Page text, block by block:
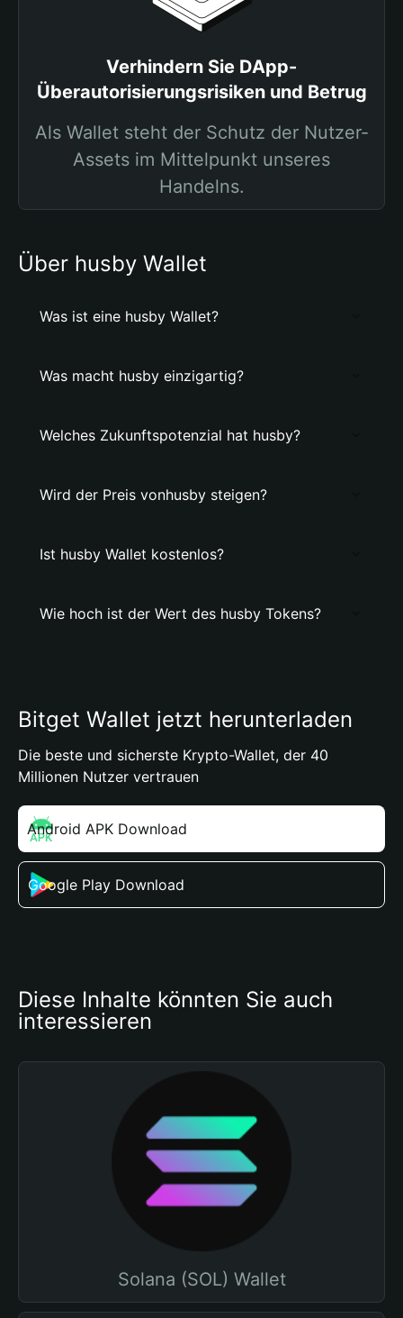
Verhindern Sie DApp-
Überautorisierungsrisiken und Betrug
Als Wallet steht der Schutz der Nutzer-
Assets im Mittelpunkt unseres
Handelns.
Über husby Wallet
Was ist eine husby Wallet?
Was macht husby einzigartig?
Welches Zukunftspotenzial hat husby?
Wird der Preis vonhusby steigen?
Ist husby Wallet kostenlos?
Wie hoch ist der Wert des husby Tokens?
Bitget Wallet jetzt herunterladen
Die beste und sicherste Krypto-Wallet, der 40
Millionen Nutzer vertrauen
Android APK Download
Google Play Download
Diese Inhalte könnten Sie auch
interessieren
Solana (SOL) Wallet